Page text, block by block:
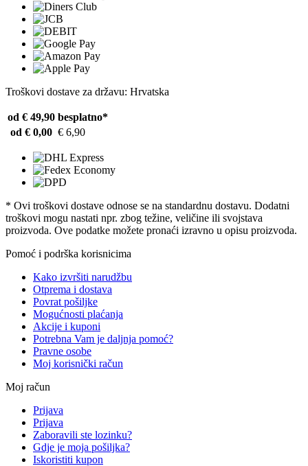
Troškovi dostave za državu: Hrvatska
od € 49,90 besplatno*
od € 0,00 € 6,90
* Ovi troškovi dostave odnose se na standardnu ​​dostavu. Dodatni
troškovi mogu nastati npr. zbog težine, veličine ili svojstava
proizvoda. Ove podatke možete pronaći izravno u opisu proizvoda.
Pomoć i podrška korisnicima
Kako izvršiti narudžbu
Otprema i dostava
Povrat pošiljke
Mogućnosti plaćanja
Akcije i kuponi
Potrebna Vam je daljnja pomoć?
Pravne osobe
Moj korisnički račun
Moj račun
Prijava
Prijava
Zaboravili ste lozinku?
Gdje je moja pošiljka?
Iskoristiti kupon